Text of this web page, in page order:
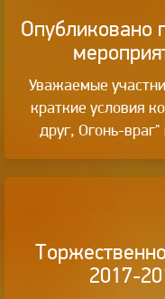
Опубликовано
Уважаемые
краткие условия
друг, Огонь-
2017-